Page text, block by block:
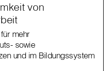
von
mehr
sowie
und im Bildungssystem